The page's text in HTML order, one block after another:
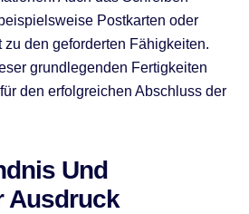
Postkarten oder
zu den geforderten Fähigkeiten.
grundlegenden Fertigkeiten
den erfolgreichen Abschluss der
Und
Ausdruck